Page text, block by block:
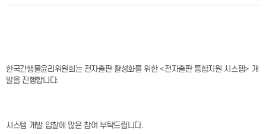
한국간행물윤리위원회는 전자출판 활성화를 위한 <전자출판 통합지원 시스템> 개
발을 진행합니다.
시스템 개발 입찰에 많은 참여 부탁드립니다.